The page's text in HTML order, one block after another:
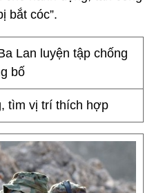
bắt cóc”.
tìm vị trí thích hợp